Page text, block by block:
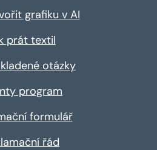
grafiku v AI
prát textil
otázky
program
formulář
řád